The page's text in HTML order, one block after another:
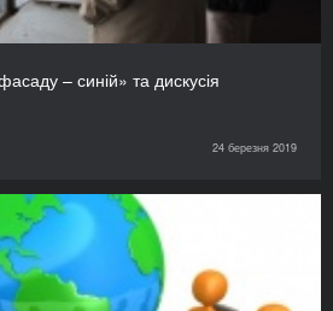
– синій» та дискусія
24 березня 2019